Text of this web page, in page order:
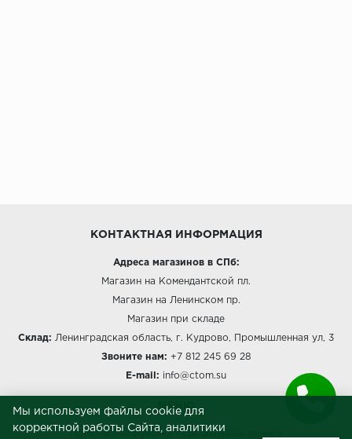
КОНТАКТНАЯ ИНФОРМАЦИЯ
Адреса магазинов в СПб:
Магазин на Комендантской пл.
Магазин на Ленинском пр.
Магазин при складе
Склад: Ленинградская область, г. Кудрово, Промышленная ул, 3
Звоните нам: +7 812 245 69 28
E-mail: info@ctom.su
МЕНЮ
Политика обработки персональных данных
Мы используем файлы cookie для
корректной работы Сайта, аналитики